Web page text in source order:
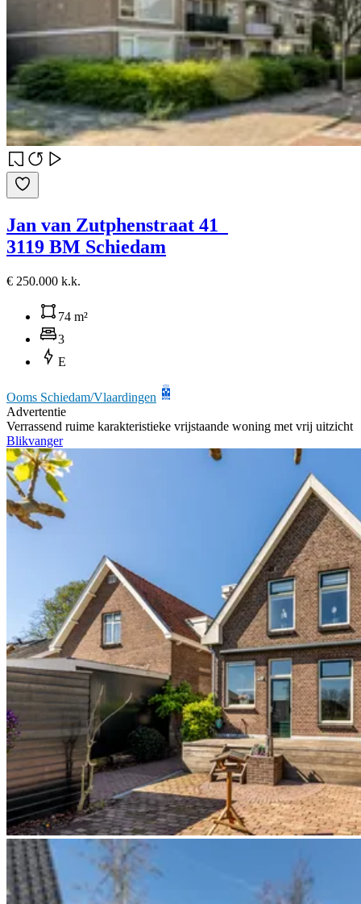
Jan van Zutphenstraat 41
3119 BM Schiedam
€ 250.000 k.k.
74 m²
3
E
Ooms Schiedam/Vlaardingen
Advertentie
Verrassend ruime karakteristieke vrijstaande woning met vrij uitzicht
Blikvanger